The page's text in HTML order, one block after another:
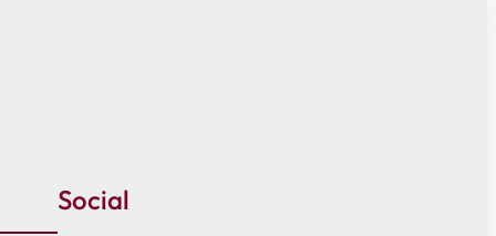
Social